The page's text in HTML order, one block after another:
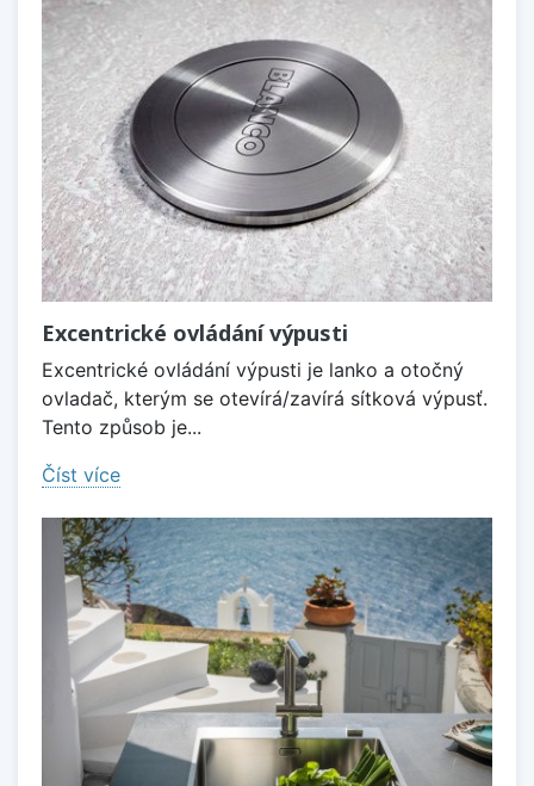
Excentrické ovládání výpusti
Excentrické ovládání výpusti je lanko a otočný
ovladač, kterým se otevírá/zavírá sítková výpusť.
Tento způsob je...
Číst více